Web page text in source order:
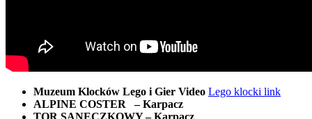
Muzeum Klocków Lego i Gier Video Lego klocki link
ALPINE COSTER – Karpacz
TOR SANECZKOWY – Karpacz